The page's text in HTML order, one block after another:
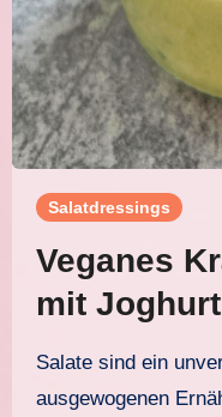
Salatdressings
Veganes
mit Joghurt
Salate sind ein unverzichtbarer Bestandteil einer
ausgewogenen